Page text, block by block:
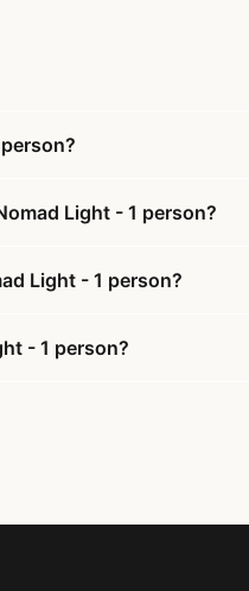
Light - 1 person?
Light - 1 person?
- 1 person?